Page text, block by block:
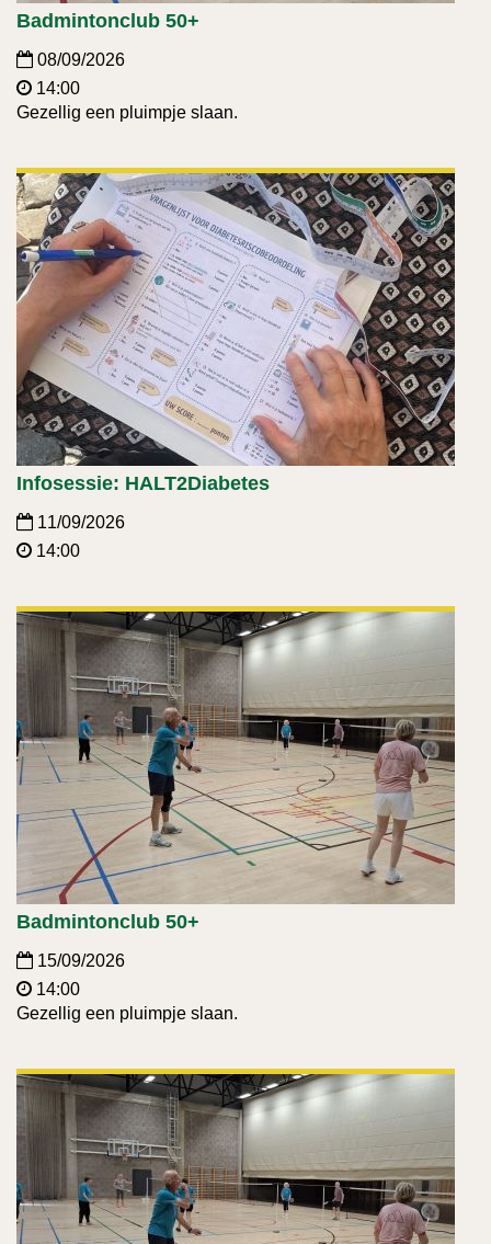
Badmintonclub 50+
08/09/2026
14:00
Gezellig een pluimpje slaan.
Infosessie: HALT2Diabetes
11/09/2026
14:00
Badmintonclub 50+
15/09/2026
14:00
Gezellig een pluimpje slaan.